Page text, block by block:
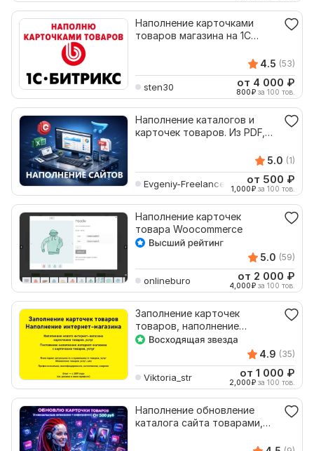
Наполнение карточками
товаров магазина на 1С
4.5 (53)
sten30 от 4 000 ₽
800₽ за 100 тов.
Наполнение каталогов и
карточек товаров. Из PDF,
5.0 (1)
Evgeniy-Freelance от 500 ₽
1,000₽ за 100 тов.
Наполнение карточек
товара Woocommerce
5.0 (59)
onlineburo от 2 000 ₽
4,000₽ за 100 тов.
Заполнение карточек
товаров, наполнение
интернет-магазина
4.9 (35)
Viktoria_str от 1 000 ₽
2,000₽ за 100 тов.
Наполнение обновление
каталога сайта товарами,